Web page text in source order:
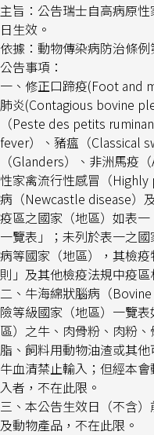
主旨：公告瑞士自高病原
日生效。
依據：動物傳染病防治條例
公告事項：
一、修正口蹄疫(Foot and
肺炎(Contagious bovine
（Peste des petits
fever）、豬瘟（Classical
（Glanders）、非洲馬疫（
性家禽流行性感冒（Highly
病（Newcastle disease）
疫區之國家（地區）如表一
一覽表」；未列於表一之
病等國家（地區）， 其檢疫
則」及其他檢疫法規中疫區
二、牛海綿狀腦病（
險等級國家（地區）一覽
區）之牛、肉骨粉、肉粉
脂、飼料用動物油渣或其
牛血清禁止輸入；但經本
入者，不在此限。
三、本公告生效日（不含
及動物產品，不在此限。